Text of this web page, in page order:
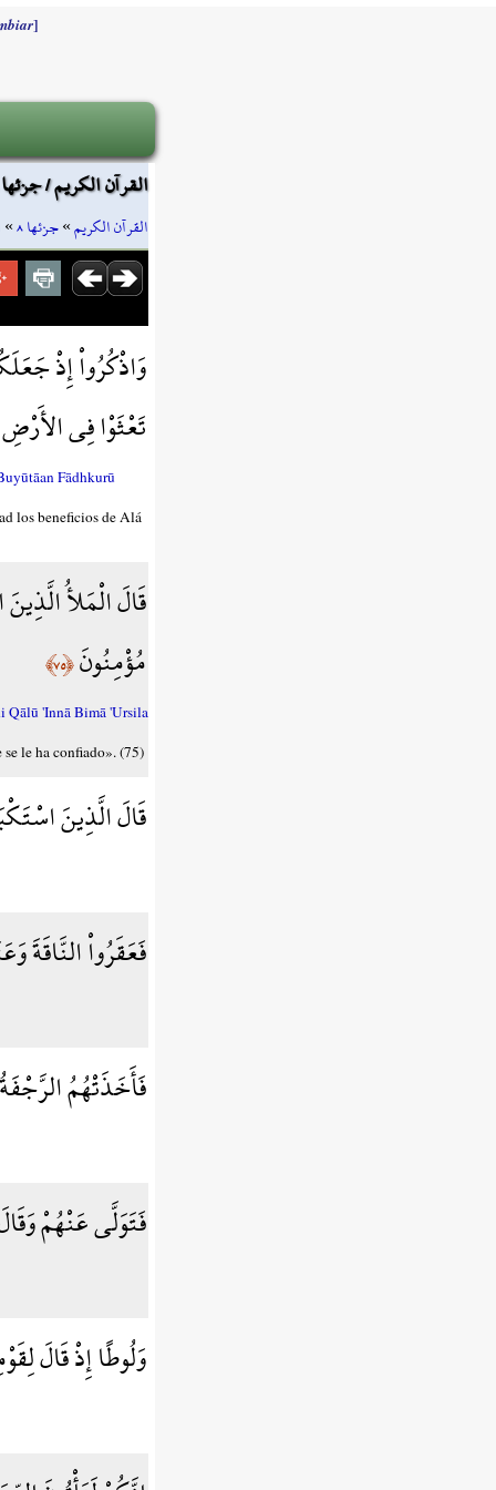
]
القرآن الكريم / جزئها ٨ / صفحة
القرآن الكريم»جزئها ٨ »
وَاذْكُرُواْ إِذْ
تَعْثَوْا فِي
Fādhkurū
los beneficios de Alá
قَالَ الْمَلأُ
مُؤْمِنُونَ﴿٧٥﴾
'Innā Bimā 'Ursila
le ha confiado». (75)
قَالَ الَّذِينَ
فَعَقَرُواْ النَّاقَةَ
فَأَخَذَتْهُمُ
فَتَوَلَّى عَنْهُمْ
وَلُوطًا إِذْ قَالَ